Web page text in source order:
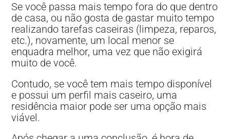
Se você passa mais tempo fora do que dentro
de casa, ou não gosta de gastar muito tempo
realizando tarefas caseiras (limpeza, reparos,
etc.), novamente, um local menor se
enquadra melhor, uma vez que não exigirá
muito de você.
Contudo, se você tem mais tempo disponível
e possui um perfil mais caseiro, uma
residência maior pode ser uma opção mais
viável.